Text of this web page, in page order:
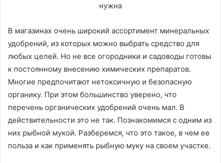
В магазинах очень широкий ассортимент минеральных
удобрений, из которых можно выбрать средство для
любых целей. Но не все огородники и садоводы готовы
к постоянному внесению химических препаратов.
Многие предпочитают нетоксичную и безопасную
органику. При этом большинство уверено, что
перечень органических удобрений очень мал. В
действительности это не так. Познакомимся с одним из
них рыбной мукой. Разберемся, что это такое, в чем ее
польза и как применять рыбную муку на своем участке.